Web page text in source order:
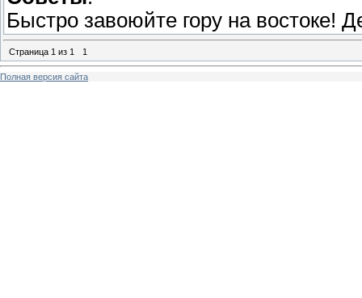
Быстро завоюйте гору на востоке!
Страница 1 из 1 1
Полная версия сайта